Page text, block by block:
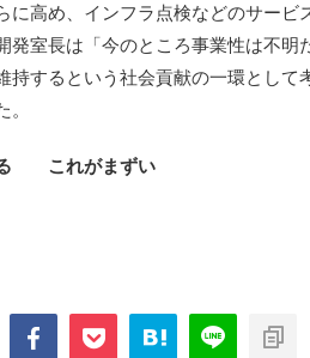
に高め、インフラ点検などのサービ
室長は「今のところ事業性は不明
持するという社会貢献の一環として
る これがまずい